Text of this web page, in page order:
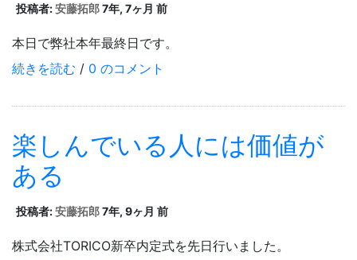
投稿者:安藤拓郎7年, 7ヶ月 前
本日で弊社本年最終日です。
続きを読む / 0 のコメント
楽しんでいる人には価値が
ある
投稿者:安藤拓郎7年, 9ヶ月 前
株式会社TORICO新卒内定式を先日行いました。